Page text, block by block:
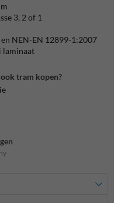
3, 2 of 1
NEN-EN 12899-1:2007
laminaat
tram kopen?